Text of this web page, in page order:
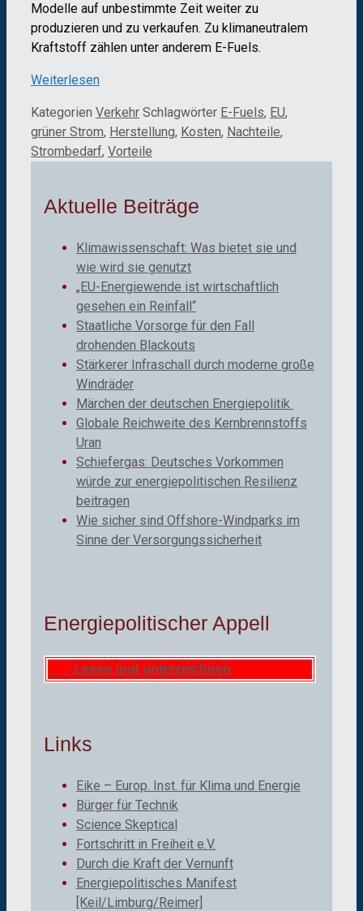
Modelle auf unbestimmte Zeit weiter zu
produzieren und zu verkaufen. Zu klimaneutralem
Kraftstoff zählen unter anderem E-Fuels.
Weiterlesen
Kategorien Verkehr Schlagwörter E-Fuels, EU,
grüner Strom, Herstellung, Kosten, Nachteile,
Strombedarf, Vorteile
Aktuelle Beiträge
Klimawissenschaft: Was bietet sie und
wie wird sie genutzt
„EU-Energiewende ist wirtschaftlich
gesehen ein Reinfall“
Staatliche Vorsorge für den Fall
drohenden Blackouts
Stärkerer Infraschall durch moderne große
Windräder
Märchen der deutschen Energiepolitik
Globale Reichweite des Kernbrennstoffs
Uran
Schiefergas: Deutsches Vorkommen
würde zur energiepolitischen Resilienz
beitragen
Wie sicher sind Offshore-Windparks im
Sinne der Versorgungssicherheit
Energiepolitischer Appell
Lesen und unterzeichnen
Links
Eike – Europ. Inst. für Klima und Energie
Bürger für Technik
Science Skeptical
Fortschritt in Freiheit e.V.
Durch die Kraft der Vernunft
Energiepolitisches Manifest
[Keil/Limburg/Reimer]